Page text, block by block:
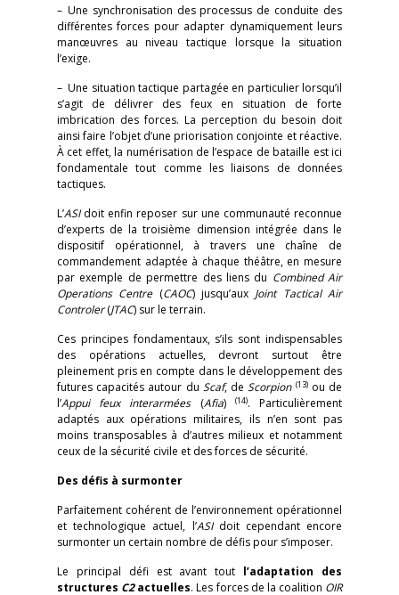
– Une synchronisation des processus de conduite des
différentes forces pour adapter dynamiquement leurs
manœuvres au niveau tactique lorsque la situation
l’exige.
– Une situation tactique partagée en particulier lorsqu’il
s’agit de délivrer des feux en situation de forte
imbrication des forces. La perception du besoin doit
ainsi faire l’objet d’une priorisation conjointe et réactive.
À cet effet, la numérisation de l’espace de bataille est ici
fondamentale tout comme les liaisons de données
tactiques.
L’ASIdoit enfin reposer sur une communauté reconnue
d’experts de la troisième dimension intégrée dans le
dispositif opérationnel, à travers une chaîne de
commandement adaptée à chaque théâtre, en mesure
par exemple de permettre des liens du Combined Air
Operations Centre(CAOC) jusqu’aux Joint Tactical Air
Controler(JTAC) sur le terrain.
Ces principes fondamentaux, s’ils sont indispensables
des opérations actuelles, devront surtout être
pleinement pris en compte dans le développement des
futures capacités autour du Scaf, deScorpion (13)ou de
l’Appui feux interarmées(Afia) (14). Particulièrement
adaptés aux opérations militaires, ils n’en sont pas
moins transposables à d’autres milieux et notamment
ceux de la sécurité civile et des forces de sécurité.
Des défis à surmonter
Parfaitement cohérent de l’environnement opérationnel
et technologique actuel, l’ASIdoit cependant encore
surmonter un certain nombre de défis pour s’imposer.
Le principal défi est avant tout l’adaptation des
structures C2actuelles. Les forces de la coalition OIR